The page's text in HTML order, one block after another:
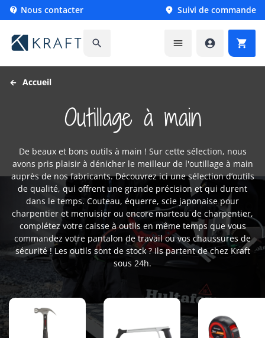
 Nous contacter  Suivi de commande
   
Accueil
Outillage à main
De beaux et bons outils à main ! Sur cette sélection, nous
avons pris plaisir à dénicher le meilleur de l'outillage à main
auprès de nos fabricants. Découvrez ici une sélection d’outils
de qualité, qui offrent une grande précision et qui durent
dans le temps. Couteau, équerre, scie japonaise pour
charpentier et menuisier ou encore marteau de charpentier,
complétez votre caisse à outils en même temps que vous
commandez votre pantalon de travail ou vos chaussures de
sécurité ! Les outils sont de stock ? Ils partent de chez Kraft
sous 24h.